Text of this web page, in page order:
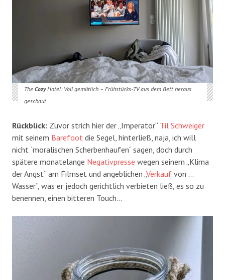
The CozyHotel: Voll gemütlich – Frühstücks-TV aus dem Bett heraus
geschaut…
Rückblick: Zuvor strich hier der „Imperator“ Til Schweiger
mit seinem Barefoot die Segel, hinterließ, naja, ich will
nicht `moralischen Scherbenhaufen´ sagen, doch durch
spätere monatelange Negativpresse wegen seinem „Klima
der Angst“ am Filmset und angeblichen „ Verkauf von …
Wasser“, was er jedoch gerichtlich verbieten ließ, es so zu
benennen, einen bitteren Touch…